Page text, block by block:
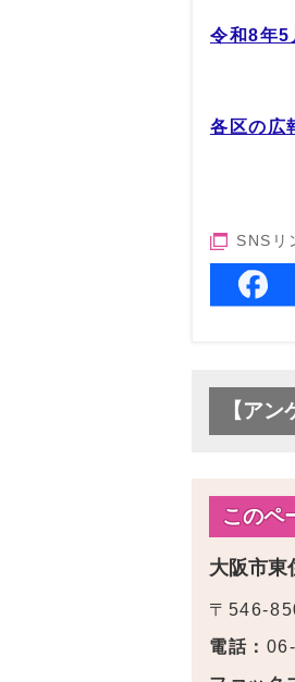
令和8年5
各区の広
SNSリ
【ア
このペ
大阪市東
〒546-
電話：